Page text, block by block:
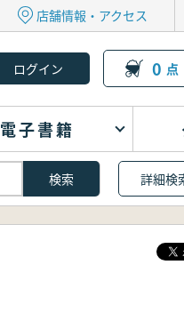
店舗情報・アクセス
0 点
電子書籍
詳細検